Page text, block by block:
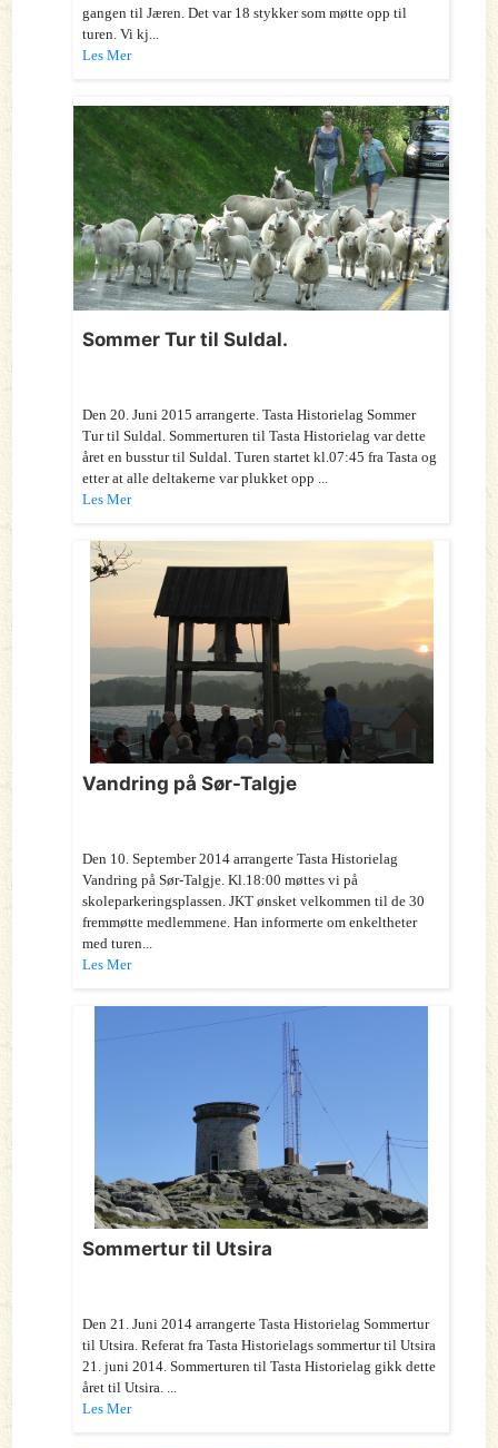
gangen til Jæren. Det var 18 stykker som møtte opp til
turen. Vi kj...
Les Mer
Sommer Tur til Suldal.
Den 20. Juni 2015 arrangerte. Tasta Historielag Sommer
Tur til Suldal. Sommerturen til Tasta Historielag var dette
året en busstur til Suldal. Turen startet kl.07:45 fra Tasta og
etter at alle deltakerne var plukket opp ...
Les Mer
Vandring på Sør-Talgje
Den 10. September 2014 arrangerte Tasta Historielag
Vandring på Sør-Talgje. Kl.18:00 møttes vi på
skoleparkeringsplassen. JKT ønsket velkommen til de 30
fremmøtte medlemmene. Han informerte om enkeltheter
med turen...
Les Mer
Sommertur til Utsira
Den 21. Juni 2014 arrangerte Tasta Historielag Sommertur
til Utsira. Referat fra Tasta Historielags sommertur til Utsira
21. juni 2014. Sommerturen til Tasta Historielag gikk dette
året til Utsira. ...
Les Mer